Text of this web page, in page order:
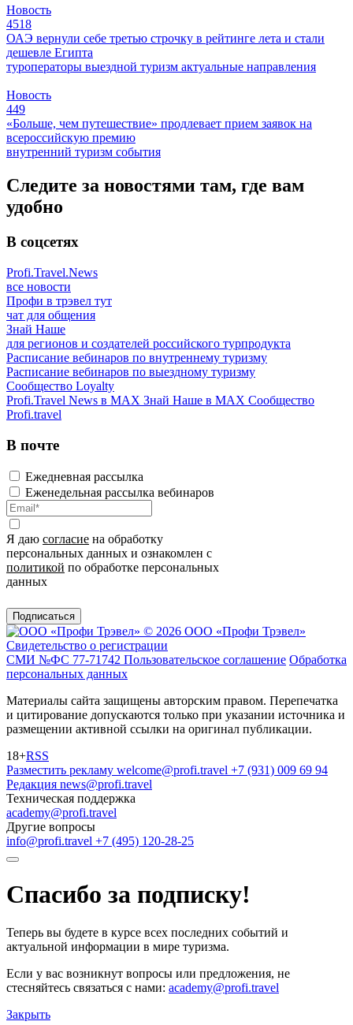
Новость
4518
ОАЭ вернули себе третью строчку в рейтинге лета и стали
дешевле Египта
туроператоры выездной туризм актуальные направления
Новость
449
«Больше, чем путешествие» продлевает прием заявок на
всероссийскую премию
внутренний туризм события
Следите за новостями там, где вам
удобно
В соцсетях
Profi.Travel.News
все новости
Профи в трэвел тут
чат для общения
Знай Наше
для регионов и создателей российского турпродукта
Расписание вебинаров по внутреннему туризму
Расписание вебинаров по выездному туризму
Сообщество Loyalty
Profi.Travel News в MAX Знай Наше в MAX Сообщество
Profi.travel
В почте
Ежедневная рассылка
Еженедельная рассылка вебинаров
Я даю согласие на обработку
персональных данных и ознакомлен с
политикой по обработке персональных
данных
Подписаться
© 2026 ООО «Профи Трэвeл»
Свидетельство о регистрации
СМИ №ФС 77-71742 Пользовательское соглашение Обработка
персональных данных
Материалы сайта защищены авторским правом. Перепечатка
и цитирование допускаются только при указании источника и
размещении активной ссылки на оригинал публикации.
18+RSS
Разместить рекламу welcome@profi.travel +7 (931) 009 69 94
Редакция news@profi.travel
Техническая поддержка
academy@profi.travel
Другие вопросы
info@profi.travel +7 (495) 120-28-25
Спасибо за подписку!
Теперь вы будете в курсе всех последних событий и
актуальной информации в мире туризма.
Если у вас возникнут вопросы или предложения, не
стесняйтесь связаться с нами: academy@profi.travel
Закрыть